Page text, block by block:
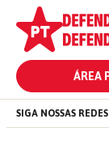
ÁREA
SIGA NOSSAS REDES